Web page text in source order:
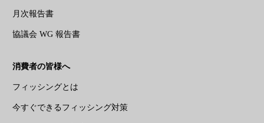
月次報告書
協議会 WG 報告書
消費者の皆様へ
フィッシングとは
今すぐできるフィッシング対策